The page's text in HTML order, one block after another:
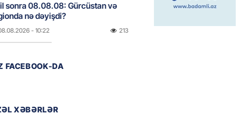
sonra 08.08.08: Gürcüstan və
nə dəyişdi?
- 10:22 213
qızın nişanında mediaya hücum
FACEBOOK-DA
XƏBƏRLƏR